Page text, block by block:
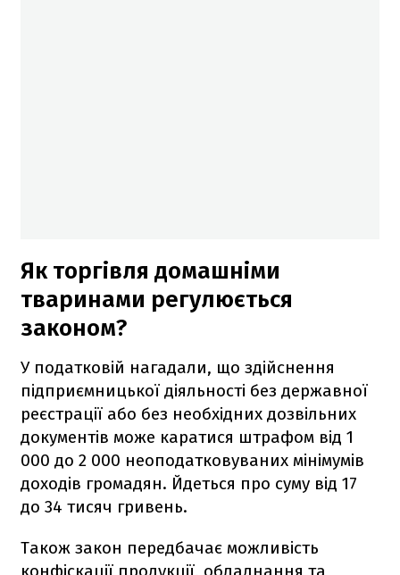
Як торгівля домашніми
тваринами регулюється
законом?
У податковій нагадали, що здійснення
підприємницької діяльності без державної
реєстрації або без необхідних дозвільних
документів може каратися штрафом від 1
000 до 2 000 неоподатковуваних мінімумів
доходів громадян. Йдеться про суму від 17
до 34 тисяч гривень.
Також закон передбачає можливість
конфіскації продукції, обладнання та